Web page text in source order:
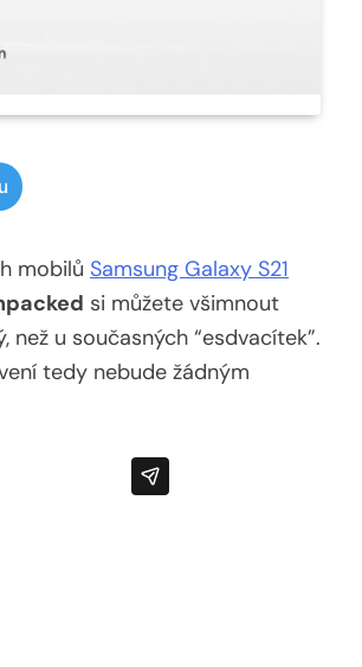
mobilů Samsung Galaxy S21
si můžete všimnout
u současných “esdvacítek”.
tedy nebude žádným